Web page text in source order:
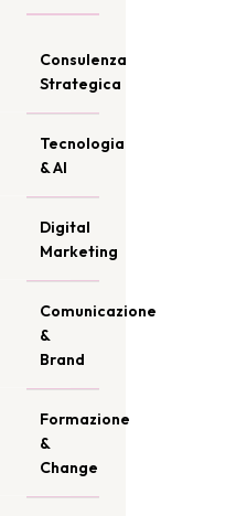
Consulenza
Strategica
Tecnologia
& AI
Digital
Marketing
Comunicazione
&
Brand
Formazione
&
Change